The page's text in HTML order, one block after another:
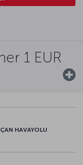
1 EUR
HAVAYOLU